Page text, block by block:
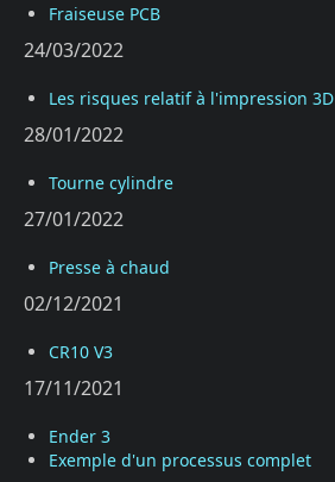
Fraiseuse PCB
24/03/2022
Les risques relatif à l'impression 3D
28/01/2022
Tourne cylindre
27/01/2022
Presse à chaud
02/12/2021
CR10 V3
17/11/2021
Ender 3
Exemple d'un processus complet